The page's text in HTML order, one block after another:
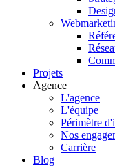
Projets
Agence
L'agence
L'équipe
Périmètre
Nos
Carrière
Blog